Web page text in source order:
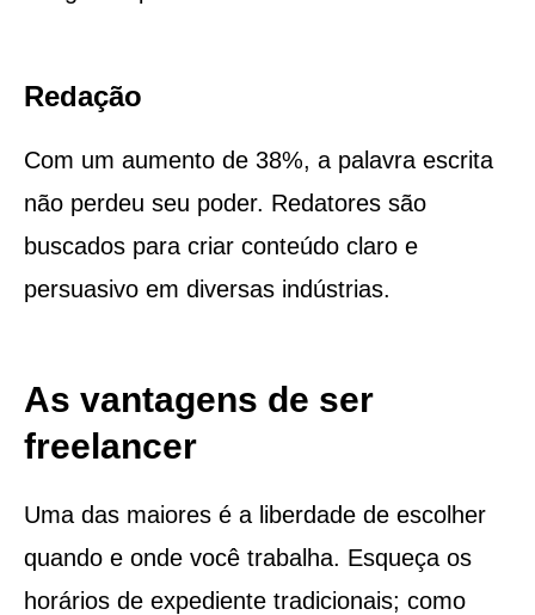
Redação
Com um aumento de 38%, a palavra escrita
não perdeu seu poder. Redatores são
buscados para criar conteúdo claro e
persuasivo em diversas indústrias.
As vantagens de ser
freelancer
Uma das maiores é a liberdade de escolher
quando e onde você trabalha. Esqueça os
horários de expediente tradicionais; como